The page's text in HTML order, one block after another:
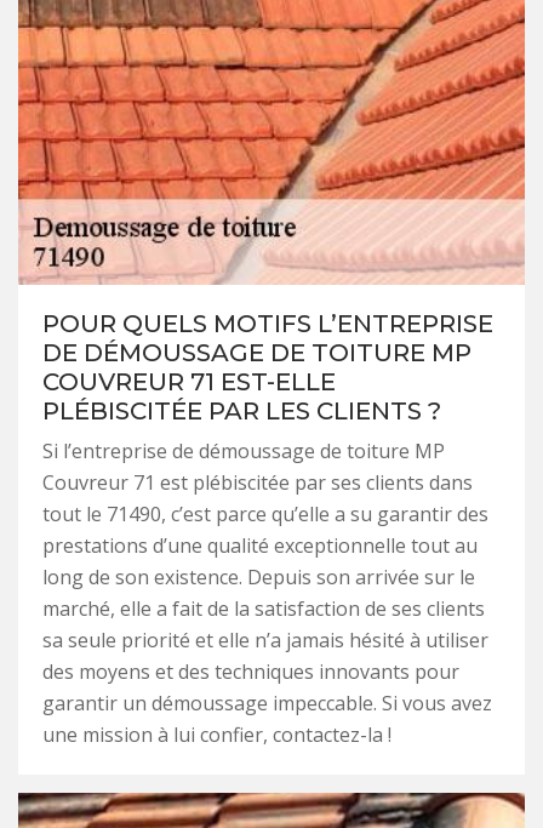
POUR QUELS MOTIFS L’ENTREPRISE
DE DÉMOUSSAGE DE TOITURE MP
COUVREUR 71 EST-ELLE
PLÉBISCITÉE PAR LES CLIENTS ?
Si l’entreprise de démoussage de toiture MP
Couvreur 71 est plébiscitée par ses clients dans
tout le 71490, c’est parce qu’elle a su garantir des
prestations d’une qualité exceptionnelle tout au
long de son existence. Depuis son arrivée sur le
marché, elle a fait de la satisfaction de ses clients
sa seule priorité et elle n’a jamais hésité à utiliser
des moyens et des techniques innovants pour
garantir un démoussage impeccable. Si vous avez
une mission à lui confier, contactez-la !